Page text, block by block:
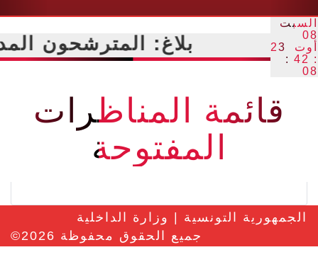
السبت
08
أوت 23
: 42 :
08
بلاغ: المترشحون
قائمة المناظرات
المفتوحة
الجمهورية التونسية | وزارة الداخلية
جميع الحقوق محفوظة 2026
©